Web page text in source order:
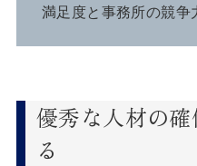
満足度と事務所の競争
優秀な人材の
る